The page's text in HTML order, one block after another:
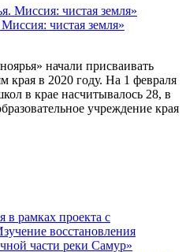
чистая земля»
начали присваивать
края в 2020 году. На 1 февраля
в крае насчитывалось 28, в
учреждение края